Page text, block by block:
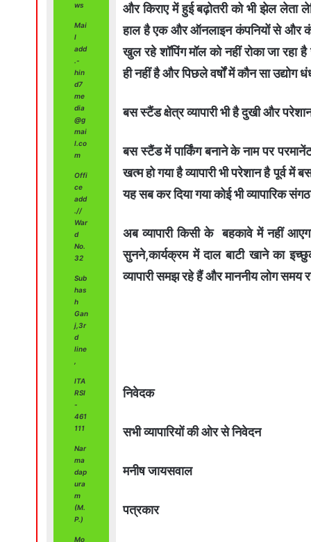
ws
Mai
l
add
.-
hin
d7
me
dia
@g
mai
l.co
m
Offi
ce
add
.//
War
d
No.
32
Sub
has
h
Gan
j,3r
d
line
ITA
RSI
-
461
111
Nar
ma
dap
ura
m
(M.
P.)
Mo
और किराए में हुई बढ़ोतरी को भी झेल लेता
हाल है एक और ऑनलाइन कंपनियों से और
खुल रहे शॉपिंग मॉल को नहीं रोका जा
ही नहीं है और पिछले वर्षों में कौन सा उद्योग
बस स्टैंड क्षेत्र व्यापारी भी है दुखी और
बस स्टैंड में पार्किंग बनाने के नाम पर
खत्म हो गया है व्यापारी भी परेशान है पूर्व
यह सब कर दिया गया कोई भी व्यापारिक
अब व्यापारी किसी के बहकावे में नहीं
सुनने,कार्यक्रम में दाल बाटी खाने का
व्यापारी समझ रहे हैं और माननीय लोग
निवेदक
सभी व्यापारियों की ओर से निवेदन
मनीष जायसवाल
पत्रकार